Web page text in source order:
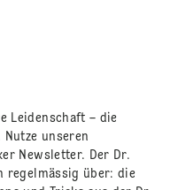
Leidenschaft – die
unseren
Newsletter. Der Dr.
regelmässig über: die